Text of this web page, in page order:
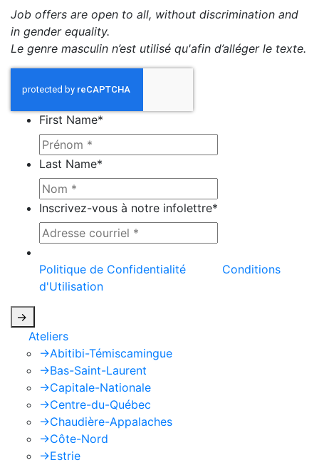
Job offers are open to all, without discrimination and
in gender equality.
Le genre masculin n’est utilisé qu'afin d’alléger le texte.
First Name*
Last Name*
Inscrivez-vous à notre infolettre*
Politique de Confidentialité
Conditions
d'Utilisation
->
Ateliers
->Abitibi-Témiscamingue
->Bas-Saint-Laurent
->Capitale-Nationale
->Centre-du-Québec
->Chaudière-Appalaches
->Côte-Nord
->Estrie